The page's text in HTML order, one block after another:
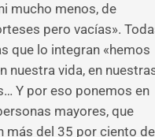
mucho menos, de
pero vacías».
que lo integran «hemos
nuestra vida, en
Y por eso ponemos en
mayores, que
más del 35 por ciento